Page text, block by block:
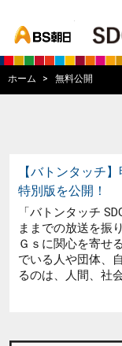
ホーム 無料公開
【バトンタッチ
特別版を公開！
「バトンタッチ
ままでの放送を振
Ｇｓに関心を寄せ
でいる人や団体、
るのは、人間、社